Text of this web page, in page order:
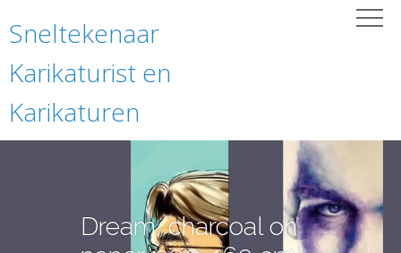
Sneltekenaar
Karikaturist en
Karikaturen
Dream, charcoal on